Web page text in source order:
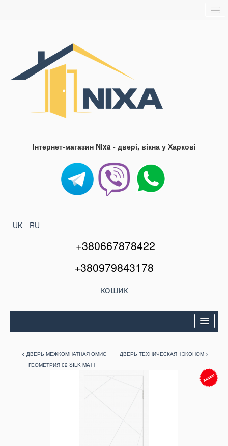
Блог
Інтернет-магазин Nixa - двері, вікна у Харкові
UK RU
+380667878422
+380979843178
кошик
Міжкімнатні двері
< ДВЕРЬ МЕЖКОМНАТНАЯ ОМИС
ГЕОМЕТРИЯ 02 SILK MATT
ДВЕРЬ ТЕХНИЧЕСКАЯ 1ЭКОНОМ >